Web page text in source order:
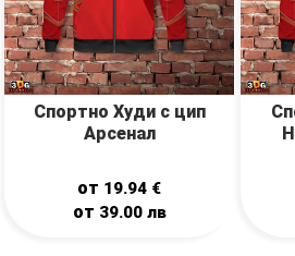
Спортно Худи с цип
Арсенал
от 19.94 €
от 39.00 лв